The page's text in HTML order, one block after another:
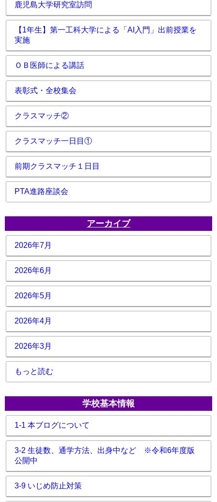
鹿児島大学研究室訪問
【1年生】第一工科大学による「AI入門」出前授業を
実施
ＯＢ医師による講話
表彰式・全校集会
クラスマッチ②
クラスマッチ一日目①
前期クラスマッチ１日目
PTA進路座談会
アーカイブ
2026年7月
2026年6月
2026年5月
2026年4月
2026年3月
もっと読む
学校基本情報
1-1 本ブログについて
3-2 生徒数、通学方法、出身中など ※令和6年度版
公開中
3-9 いじめ防止対策